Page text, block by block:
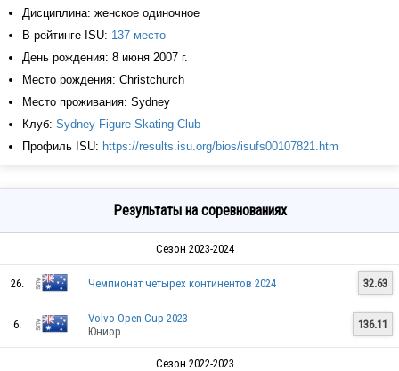
Дисциплина: женское одиночное
В рейтинге ISU: 137 место
День рождения: 8 июня 2007 г.
Место рождения: Christchurch
Место проживания: Sydney
Клуб: Sydney Figure Skating Club
Профиль ISU: https://results.isu.org/bios/isufs00107821.htm
Результаты на соревнованиях
Сезон 2023-2024
26. Чемпионат четырех континентов 2024 32.63
6.
Volvo Open Cup 2023
Юниор
136.11
Сезон 2022-2023